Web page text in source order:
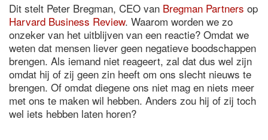
Dit stelt Peter Bregman, CEO van Bregman Partners op
Harvard Business Review. Waarom worden we zo
onzeker van het uitblijven van een reactie? Omdat we
weten dat mensen liever geen negatieve boodschappen
brengen. Als iemand niet reageert, zal dat dus wel zijn
omdat hij of zij geen zin heeft om ons slecht nieuws te
brengen. Of omdat diegene ons niet mag en niets meer
met ons te maken wil hebben. Anders zou hij of zij toch
wel iets hebben laten horen?